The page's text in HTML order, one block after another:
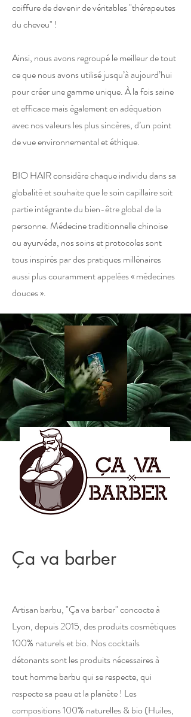
coiffure de devenir de véritables "thérapeutes
du cheveu" !
Ainsi, nous avons regroupé le meilleur de tout
ce que nous avons utilisé jusqu’à aujourd’hui
pour créer une gamme unique. À la fois saine
et efficace mais également en adéquation
avec nos valeurs les plus sincères, d’un point
de vue environnemental et éthique.
BIO HAIR considère chaque individu dans sa
globalité et souhaite que le soin capillaire soit
partie intégrante du bien-être global de la
personne. Médecine traditionnelle chinoise
ou ayurvéda, nos soins et protocoles sont
tous inspirés par des pratiques millénaires
aussi plus couramment appelées « médecines
douces ».
​Ça va barber
Artisan barbu, "Ça va barber" concocte à
Lyon, depuis 2015, des produits cosmétiques
100% naturels et bio. Nos cocktails
détonants sont les produits nécessaires à
tout homme barbu qui se respecte, qui
respecte sa peau et la planète ! Les
compositions 100% naturelles & bio (Huiles,